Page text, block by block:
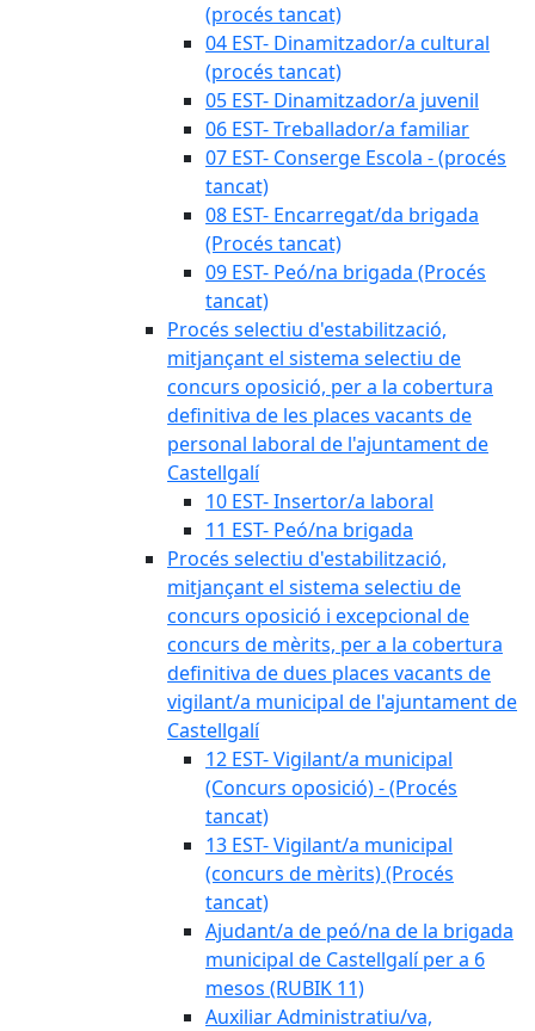
(procés tancat)
04 EST- Dinamitzador/a cultural
(procés tancat)
05 EST- Dinamitzador/a juvenil
06 EST- Treballador/a familiar
07 EST- Conserge Escola - (procés
tancat)
08 EST- Encarregat/da brigada
(Procés tancat)
09 EST- Peó/na brigada (Procés
tancat)
Procés selectiu d'estabilització,
mitjançant el sistema selectiu de
concurs oposició, per a la cobertura
definitiva de les places vacants de
personal laboral de l'ajuntament de
Castellgalí
10 EST- Insertor/a laboral
11 EST- Peó/na brigada
Procés selectiu d'estabilització,
mitjançant el sistema selectiu de
concurs oposició i excepcional de
concurs de mèrits, per a la cobertura
definitiva de dues places vacants de
vigilant/a municipal de l'ajuntament de
Castellgalí
12 EST- Vigilant/a municipal
(Concurs oposició) - (Procés
tancat)
13 EST- Vigilant/a municipal
(concurs de mèrits) (Procés
tancat)
Ajudant/a de peó/na de la brigada
municipal de Castellgalí per a 6
mesos (RUBIK 11)
Auxiliar Administratiu/va,